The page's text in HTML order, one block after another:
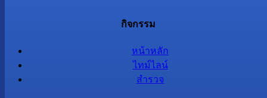
กิจกรรม
หน้าหลัก
ไทม์ไลน์
สำรวจ